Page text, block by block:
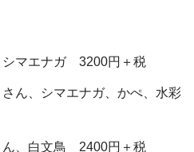
マエナガ 3200円＋税
ん、シマエナガ、かぺ、水彩
、白文鳥 2400円＋税